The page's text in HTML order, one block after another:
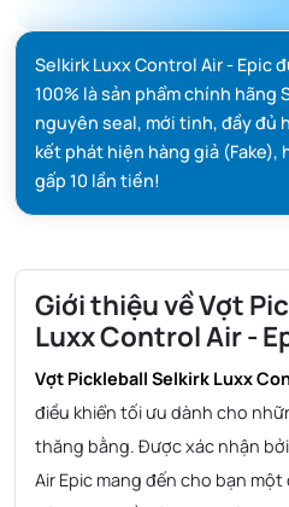
Selkirk Luxx Control Air - Epic
100% là sản phẩm chính hãng
nguyên seal, mới tinh, đầy đủ
kết phát hiện hàng giả (Fake),
gấp 10 lần tiền!
Giới thiệu về Vợt
Luxx Control Air -
Vợt Pickleball Selkirk Luxx
điều khiển tối ưu dành cho
thăng bằng. Được xác nhận
Air Epic mang đến cho bạn